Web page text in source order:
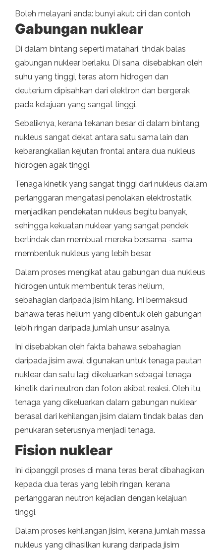
Boleh melayani anda: bunyi akut: ciri dan contoh
Gabungan nuklear
Di dalam bintang seperti matahari, tindak balas
gabungan nuklear berlaku. Di sana, disebabkan oleh
suhu yang tinggi, teras atom hidrogen dan
deuterium dipisahkan dari elektron dan bergerak
pada kelajuan yang sangat tinggi.
Sebaliknya, kerana tekanan besar di dalam bintang,
nukleus sangat dekat antara satu sama lain dan
kebarangkalian kejutan frontal antara dua nukleus
hidrogen agak tinggi.
Tenaga kinetik yang sangat tinggi dari nukleus dalam
perlanggaran mengatasi penolakan elektrostatik,
menjadikan pendekatan nukleus begitu banyak,
sehingga kekuatan nuklear yang sangat pendek
bertindak dan membuat mereka bersama -sama,
membentuk nukleus yang lebih besar.
Dalam proses mengikat atau gabungan dua nukleus
hidrogen untuk membentuk teras helium,
sebahagian daripada jisim hilang. Ini bermaksud
bahawa teras helium yang dibentuk oleh gabungan
lebih ringan daripada jumlah unsur asalnya.
Ini disebabkan oleh fakta bahawa sebahagian
daripada jisim awal digunakan untuk tenaga pautan
nuklear dan satu lagi dikeluarkan sebagai tenaga
kinetik dari neutron dan foton akibat reaksi. Oleh itu,
tenaga yang dikeluarkan dalam gabungan nuklear
berasal dari kehilangan jisim dalam tindak balas dan
penukaran seterusnya menjadi tenaga.
Fision nuklear
Ini dipanggil proses di mana teras berat dibahagikan
kepada dua teras yang lebih ringan, kerana
perlanggaran neutron kejadian dengan kelajuan
tinggi.
Dalam proses kehilangan jisim, kerana jumlah massa
nukleus yang dihasilkan kurang daripada jisim